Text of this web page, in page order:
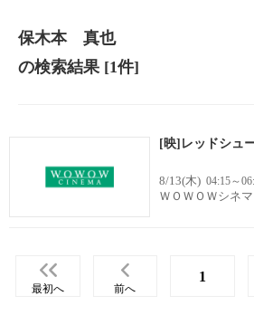
保木本 真也
の検索結果[1件]
[映]レッドシュ
8/13(木) 04:15～
ＷＯＷＯＷシネマ
最初へ 前へ
1